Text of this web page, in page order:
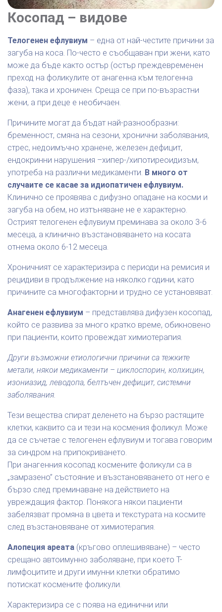
Косопад – видове
Телогенен ефлувиум – една от най-честите причини за
загуба на коса. По-често е съобщаван при жени, като
може да бъде както остър (остър преждевременен
преход на фоликулите от анагенна към телогенна
фаза), така и хроничен. Среща се при по-възрастни
жени, а при деце е необичаен.
Причините могат да бъдат най-разнообразни:
бременност, смяна на сезони, хронични заболявания,
стрес, недоимъчно хранене, железен дефицит,
ендокринни нарушения –хипер-/хипотиреоидизъм,
употреба на различни медикаменти. В много от
случаите се касае за идиопатичен ефлувиум.
Клинично се проявява с дифузно опадане на косми и
загуба на обем, но изтъняване не е характерно.
Острият телогенен ефлувиум преминава за около 3-6
месеца, а клинично възстановяването на косата
отнема около 6-12 месеца.
Хроничният се характеризира с периоди на ремисия и
рецидиви в продължение на няколко години, като
причините са многофакторни и трудно се установяват.
Анагенен ефлувиум – представлява дифузен косопад,
който се развива за много кратко време, обикновено
при пациенти, които провеждат химиотерапия.
Други възможни етиологични причини са тежките
метали, някои медикаменти – циклоспорин, колхицин,
изониазид, леводопа, белтъчен дефицит, системни
заболявания.
Тези вещества спират деленето на бързо растящите
клетки, каквито са и тези на космения фоликул. Може
да се съчетае с телогенен ефлувиум и тогава говорим
за синдром на припокриването.
При анагенния косопад космените фоликули са в
„замразено” състояние и възстановяването от него е
бързо след преминаване на действието на
увреждащия фактор. Понякога някои пациенти
забелязват промяна в цвета и текстурата на космите
след възстановяване от химиотерапия.
Алопеция ареата (кръгово оплешивяване) – често
срещано автоимунно заболяване, при което Т-
лимфоцитите и други имунни клетки обратимо
потискат космените фоликули.
Характеризира се с поява на единични или